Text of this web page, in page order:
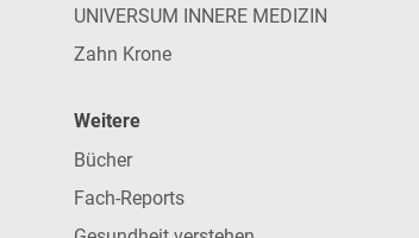
UNIVERSUM INNERE MEDIZIN
Zahn Krone
Weitere
Bücher
Fach-Reports